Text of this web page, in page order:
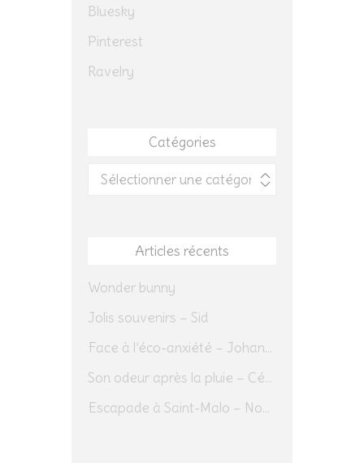
Bluesky
Pinterest
Ravelry
Catégories
Catégories
Articles récents
Wonder bunny
Jolis souvenirs – Sid
Face à l’éco-anxiété – Johannes Herrmann
Son odeur après la pluie – Cédric Sapin-Defour
Escapade à Saint-Malo – Novembre 2025 – Jour 1